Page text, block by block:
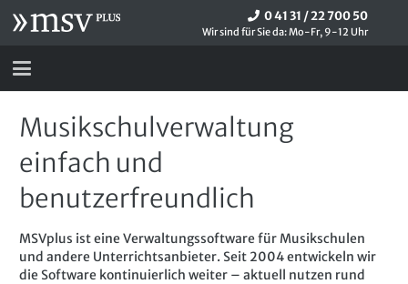
0 41 31 / 22 700 50
Wir sind für Sie da: Mo-Fr, 9-12 Uhr
Musikschulverwaltung
einfach und
benutzerfreundlich
MSVplus ist eine Verwaltungssoftware für Musikschulen
und andere Unterrichtsanbieter. Seit 2004 entwickeln wir
die Software kontinuierlich weiter – aktuell nutzen rund